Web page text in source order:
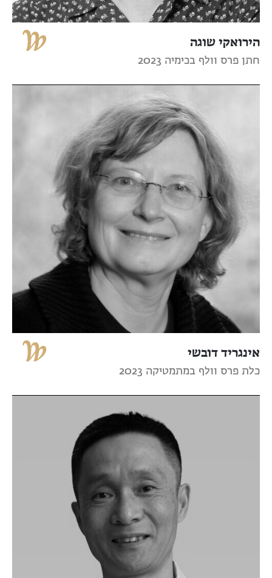
הירואקי שוגה
חתן פרס וולף בכימיה 2023
אינגריד דובשי
כלת פרס וולף במתמטיקה 2023